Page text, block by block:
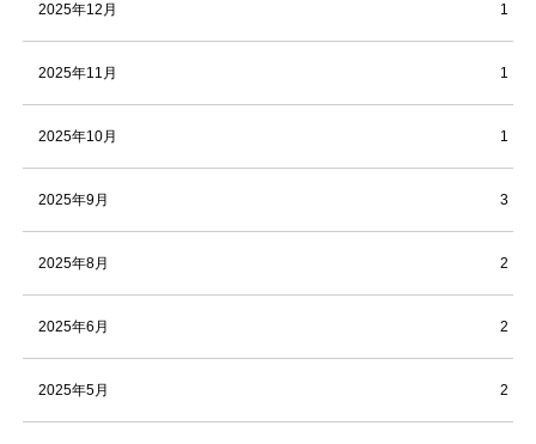
2025年12月 1
2025年11月 1
2025年10月 1
2025年9月 3
2025年8月 2
2025年6月 2
2025年5月 2